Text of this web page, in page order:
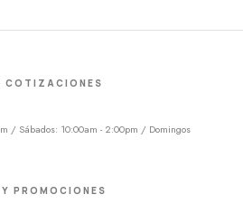
COTIZACIONES
/ Sábados: 10:00am - 2:00pm / Domingos
PROMOCIONES